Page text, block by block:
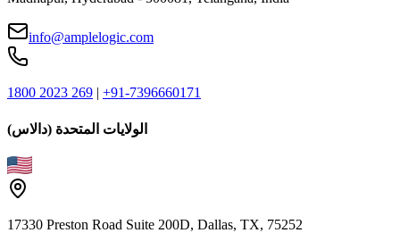
info@amplelogic.com
1800 2023 269 | +91-7396660171
الولايات المتحدة (دالاس)
17330 Preston Road Suite 200D, Dallas, TX, 75252